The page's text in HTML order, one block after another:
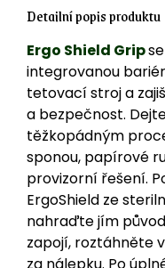
Detailní popis produktu
Ergo Shield Grip
integrovanou
tetovací stroj a
a bezpečnost.
těžkopádným
sponou, papírové
provizorní řešení.
ErgoShield ze
nahraďte jím
zapojí, roztáhněte